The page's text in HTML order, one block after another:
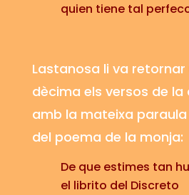
quien tiene tal
Lastanosa li va
dècima els versos de
amb la mateixa
del poema de la monja:
De que estimes tan
el librito del Discreto